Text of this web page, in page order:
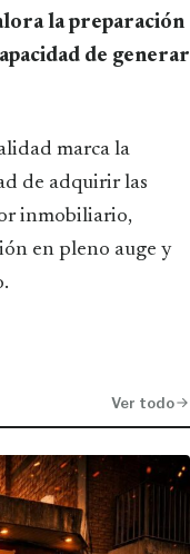
la preparación
de generar
marca la
de adquirir las
inmobiliario,
en pleno auge y
Ver todo